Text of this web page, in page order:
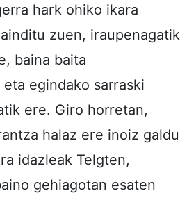
hark ohiko ikara
zuen, iraupenagatik
baina baita
egindako sarraski
ere. Giro horretan,
halaz ere inoiz galdu
idazleak Telgten,
gehiagotan esaten